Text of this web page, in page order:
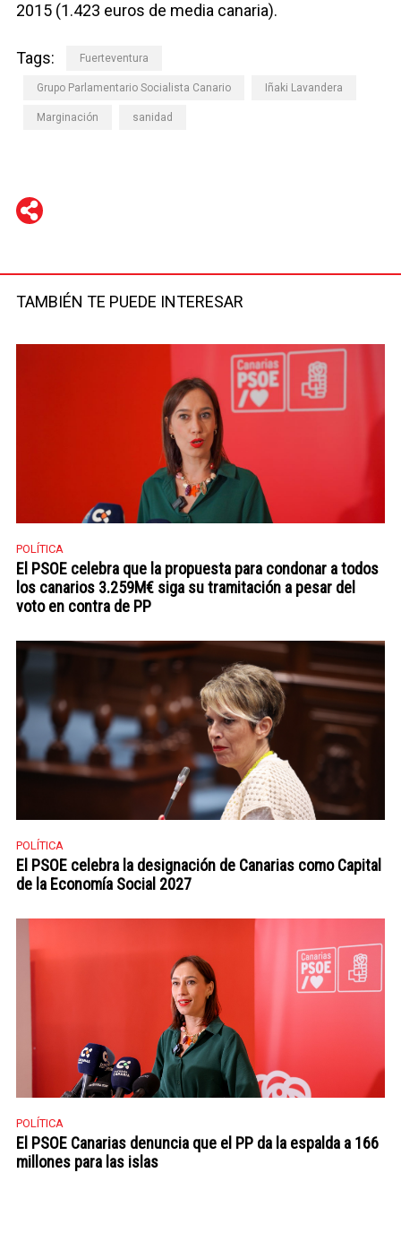
2015 (1.423 euros de media canaria).
Tags: Fuerteventura
Grupo Parlamentario Socialista Canario Iñaki Lavandera
Marginación sanidad
TAMBIÉN TE PUEDE INTERESAR
POLÍTICA
El PSOE celebra que la propuesta para condonar a todos
los canarios 3.259M€ siga su tramitación a pesar del
voto en contra de PP
POLÍTICA
El PSOE celebra la designación de Canarias como Capital
de la Economía Social 2027
POLÍTICA
El PSOE Canarias denuncia que el PP da la espalda a 166
millones para las islas